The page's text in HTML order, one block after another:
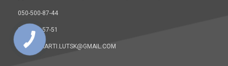
050-500-87-44
067-970-57-51
DONELLAARTI.LUTSK@GMAIL.COM